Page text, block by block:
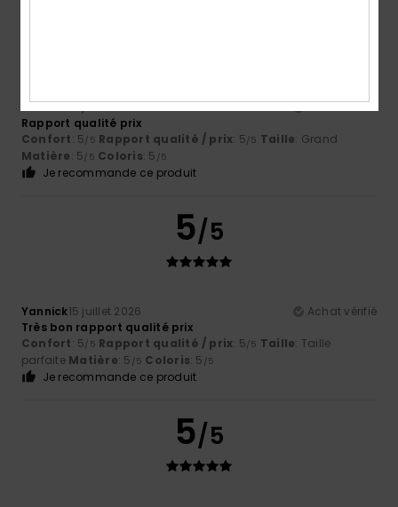
Yannick15 juillet 2026
Achat vérifié
Rapport qualité prix
Confort: 5/5 Rapport qualité / prix: 5/5 Taille: Grand
Matière: 5/5 Coloris: 5 /5
Je recommande ce produit
5/5
Yannick15 juillet 2026
Achat vérifié
Très bon rapport qualité prix
Confort: 5/5 Rapport qualité / prix: 5/5 Taille: Taille
parfaite Matière: 5 /5 Coloris: 5 /5
Je recommande ce produit
5/5